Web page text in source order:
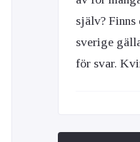
själv? Finns
sverige
för svar.